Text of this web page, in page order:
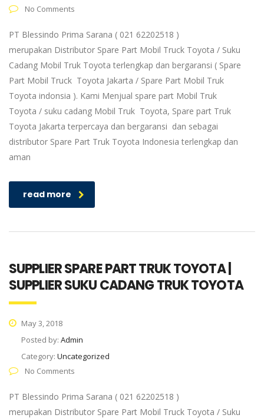
No Comments
PT Blessindo Prima Sarana ( 021 62202518 )
merupakan Distributor Spare Part Mobil Truck Toyota / Suku
Cadang Mobil Truk Toyota terlengkap dan bergaransi ( Spare
Part Mobil Truck Toyota Jakarta / Spare Part Mobil Truk
Toyota indonsia ). Kami Menjual spare part Mobil Truk
Toyota / suku cadang Mobil Truk Toyota, Spare part Truk
Toyota Jakarta terpercaya dan bergaransi dan sebagai
distributor Spare Part Truk Toyota Indonesia terlengkap dan
aman
read more
SUPPLIER SPARE PART TRUK TOYOTA |
SUPPLIER SUKU CADANG TRUK TOYOTA
May 3, 2018
Posted by: Admin
Category: Uncategorized
No Comments
PT Blessindo Prima Sarana ( 021 62202518 )
merupakan Distributor Spare Part Mobil Truck Toyota / Suku